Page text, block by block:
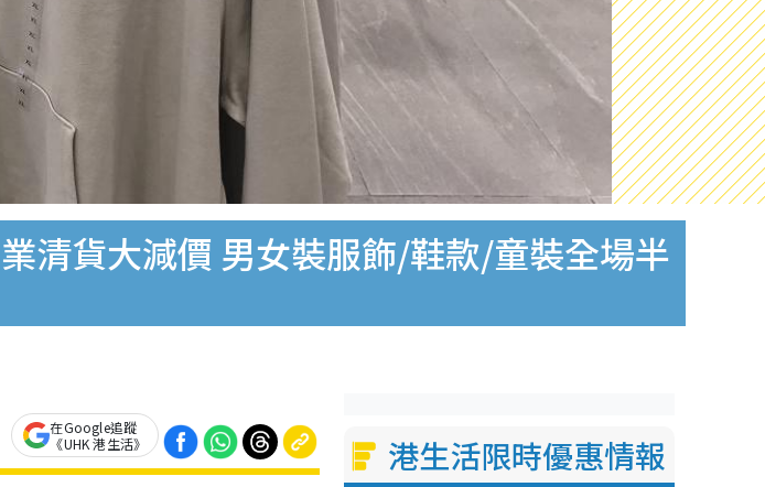
清貨大減價 男女裝服飾/鞋款/童裝全場半
在Google追蹤
《UHK 港生活》
港生活限時優惠情報